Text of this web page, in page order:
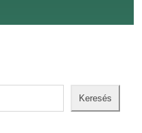
Keresés